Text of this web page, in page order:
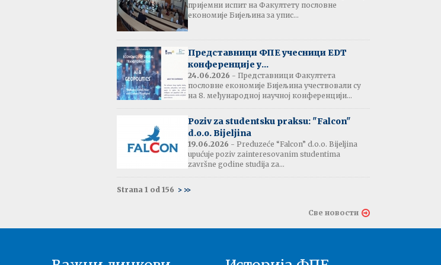
Обавјештење:
Издавање потврда
прије љетне паузе
Резултати испита:
Монетарна економија
Резултати испита и
термин усменог испита:
Енглески језик 2
Друга година - 03.07.2026
Енглески језик 1
пријемни испит на Факултету пословне
економије Бијељина за упис...
Представници ФПЕ учесници EDT
конференције у...
24.06.2026 - Представници Факултета
пословне економије Бијељина учествовали су
на 8. међународној научној конференцији...
Poziv za studentsku praksu: "Falcon"
d.o.o. Bijeljina
19.06.2026 - Preduzeće “Falcon” d.o.o. Bijeljina
upućuje poziv zainteresovanim studentima
završne godine studija za...
Strana 1 od 156 > >>
Све новости